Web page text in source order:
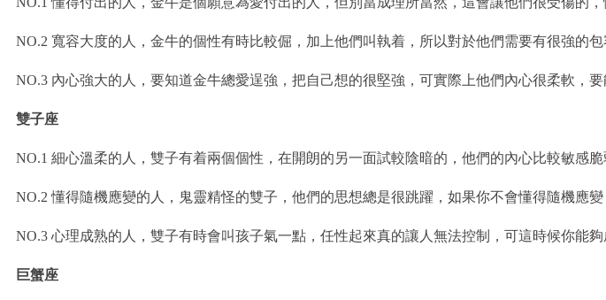
NO.2 寬容大度的人，金牛的個性有時比較倔，加上他們叫執着，所以對於他們需要有很強的包
NO.3 內心強大的人，要知道金牛總愛逞強，把自己想的很堅強，可實際上他們內心很柔軟，
雙子座
NO.1 細心溫柔的人，雙子有着兩個個性，在開朗的另一面試較陰暗的，他們的內心比較敏感
NO.2 懂得隨機應變的人，鬼靈精怪的雙子，他們的思想總是很跳躍，如果你不會懂得隨機應變
NO.3 心理成熟的人，雙子有時會叫孩子氣一點，任性起來真的讓人無法控制，可這時候你能
巨蟹座